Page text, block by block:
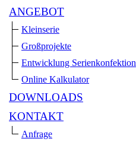
ANGEBOT
Kleinserie
Großprojekte
Entwicklung Serienkonfektion
Online Kalkulator
DOWNLOADS
KONTAKT
Anfrage